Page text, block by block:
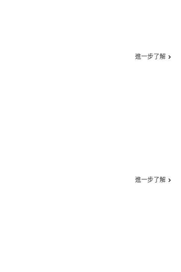
進一步了解
進一步了解